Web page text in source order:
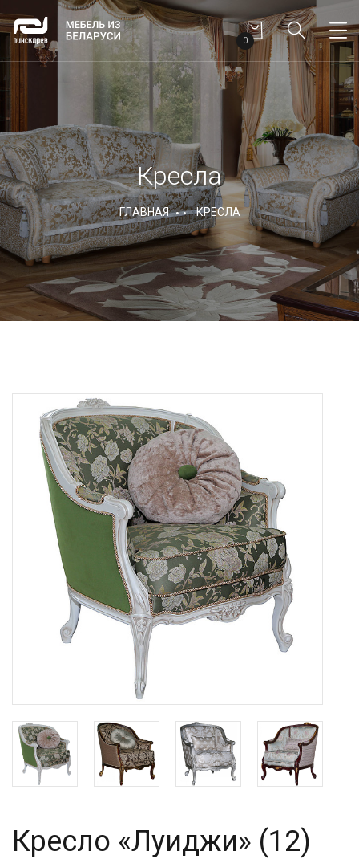
0
Кресла
ГЛАВНАЯ КРЕСЛА
Кресло «Луиджи» (12)